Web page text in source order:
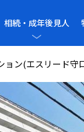
相続・成年後見人
ョン(エスリード守